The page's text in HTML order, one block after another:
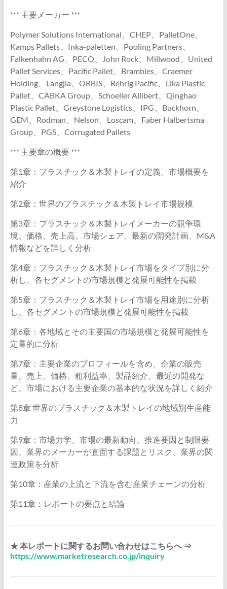
*** 主要メーカー ***
Polymer Solutions International、CHEP、PalletOne、
Kamps Pallets、Inka-paletten、Pooling Partners、
Falkenhahn AG、PECO、John Rock、Millwood、United
Pallet Services、Pacific Pallet、Brambles、Craemer
Holding、Langjia、ORBIS、Rehrig Pacific、Lika Plastic
Pallet、CABKA Group、Schoeller Allibert、Qinghao
Plastic Pallet、Greystone Logistics、IPG、Buckhorn、
GEM、Rodman、Nelson、Loscam、Faber Halbertsma
Group、PGS、Corrugated Pallets
*** 主要章の概要 ***
第1章：プラスチック＆木製トレイの定義、市場概要を
紹介
第2章：世界のプラスチック＆木製トレイ市場規模
第3章：プラスチック＆木製トレイメーカーの競争環
境、価格、売上高、市場シェア、最新の開発計画、M&A
情報などを詳しく分析
第4章：プラスチック＆木製トレイ市場をタイプ別に分
析し、各セグメントの市場規模と発展可能性を掲載
第5章：プラスチック＆木製トレイ市場を用途別に分析
し、各セグメントの市場規模と発展可能性を掲載
第6章：各地域とその主要国の市場規模と発展可能性を
定量的に分析
第7章：主要企業のプロフィールを含め、企業の販売
量、売上、価格、粗利益率、製品紹介、最近の開発な
ど、市場における主要企業の基本的な状況を詳しく紹介
第8章 世界のプラスチック＆木製トレイの地域別生産能
力
第9章：市場力学、市場の最新動向、推進要因と制限要
因、業界のメーカーが直面する課題とリスク、業界の関
連政策を分析
第10章：産業の上流と下流を含む産業チェーンの分析
第11章：レポートの要点と結論
★ 本レポートに関するお問い合わせはこちらへ ⇒
https://www.marketresearch.co.jp/inquiry